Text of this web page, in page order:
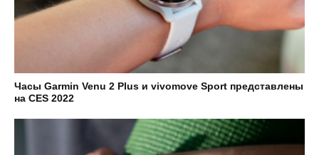
Часы Garmin Venu 2 Plus и vivomove Sport представлены
на CES 2022